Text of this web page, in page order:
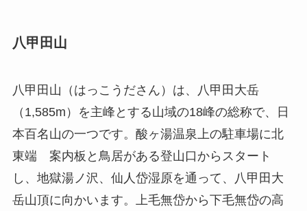
八甲田山
八甲田山（はっこうださん）は、八甲田大岳
（1,585m）を主峰とする山域の18峰の総称で、日
本百名山の一つです。酸ヶ湯温泉上の駐車場に北
東端 案内板と鳥居がある登山口からスタート
し、地獄湯ノ沢、仙人岱湿原を通って、八甲田大
岳山頂に向かいます。上毛無岱から下毛無岱の高